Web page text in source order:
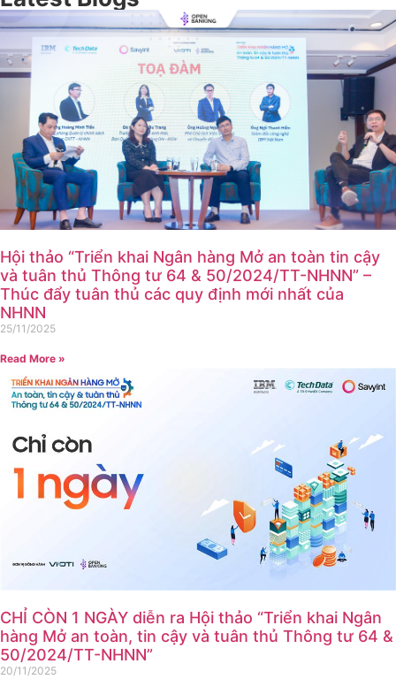
Hội thảo “Triển khai Ngân hàng Mở an toàn tin cậy
và tuân thủ Thông tư 64 & 50/2024/TT-NHNN” –
Thúc đẩy tuân thủ các quy định mới nhất của
NHNN
25/11/2025
Read More »
CHỈ CÒN 1 NGÀY diễn ra Hội thảo “Triển khai Ngân
hàng Mở an toàn, tin cậy và tuân thủ Thông tư 64 &
50/2024/TT-NHNN”
20/11/2025